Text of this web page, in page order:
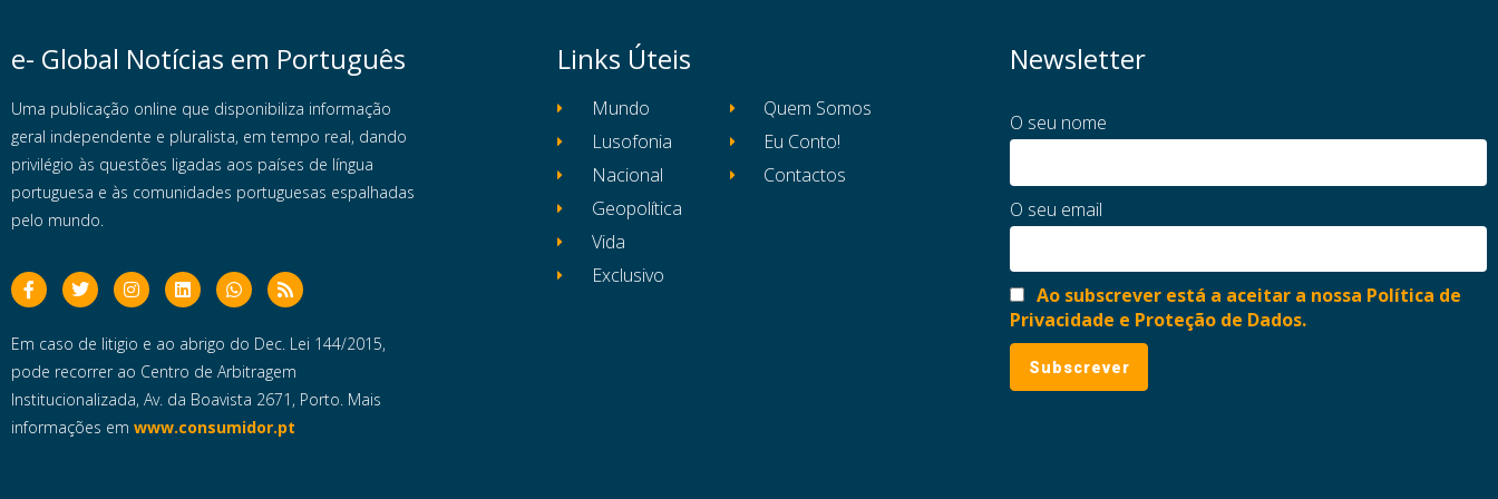
e- Global Notícias em Português
Uma publicação online que disponibiliza informação
geral independente e pluralista, em tempo real, dando
privilégio às questões ligadas aos países de língua
portuguesa e às comunidades portuguesas espalhadas
pelo mundo.
Em caso de litigio e ao abrigo do Dec. Lei 144/2015,
pode recorrer ao Centro de Arbitragem
Institucionalizada, Av. da Boavista 2671, Porto. Mais
informações em www.consumidor.pt
Links Úteis
Mundo
Lusofonia
Nacional
Geopolítica
Vida
Exclusivo
Quem Somos
Eu Conto!
Contactos
Newsletter
O seu nome
O seu email
Ao subscrever está a aceitar a nossa Política de
Privacidade e Proteção de Dados.